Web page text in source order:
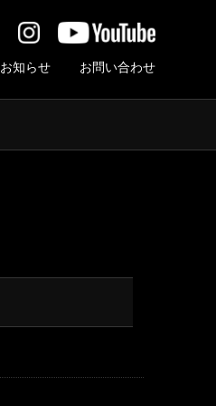
お知らせ お問い合わせ